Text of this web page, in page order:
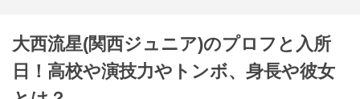
大西流星(関西ジュニア)のプロフと入所
日！高校や演技力やトンボ、身長や彼女